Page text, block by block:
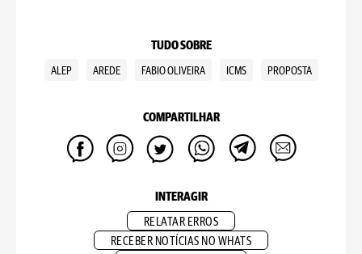
TUDO SOBRE
ALEP AREDE FABIO OLIVEIRA ICMS PROPOSTA
COMPARTILHAR
INTERAGIR
RELATAR ERROS
RECEBER NOTÍCIAS NO WHATS